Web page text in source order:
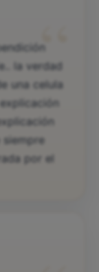
“
la verdad
una celula
por el